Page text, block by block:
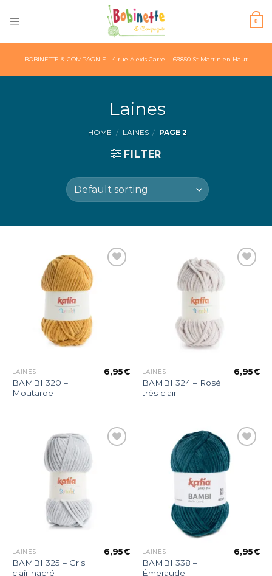
0
BOBINETTE & COMPAGNIE - 4 rue Alexis Carrel - 69850 St Martin en Haut
Laines
HOME / LAINES / PAGE 2
FILTER
LAINES
BAMBI 320 –
Moutarde
6,95€ LAINES
BAMBI 324 – Rosé
très clair
6,95€
LAINES
BAMBI 325 – Gris
clair nacré
6,95€
Ajouter
à la liste
d’envies
LAINES
BAMBI 338 –
Émeraude
6,95€